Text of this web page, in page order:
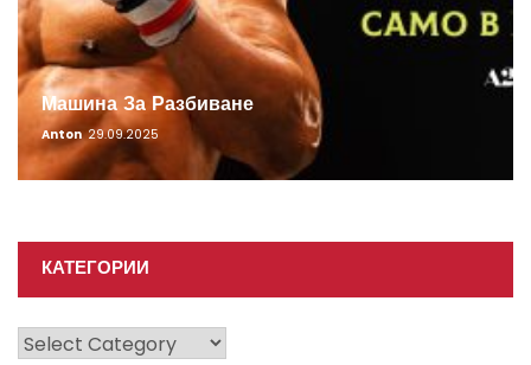
Машина За Разбиване
Anton 29.09.2025
КАТЕГОРИИ
Категории